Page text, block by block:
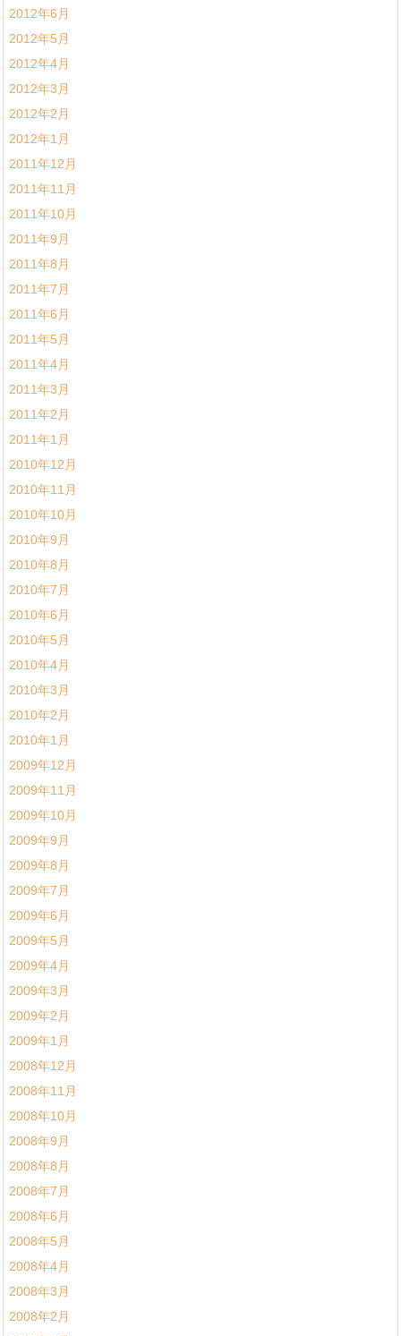
2012年6月
2012年5月
2012年4月
2012年3月
2012年2月
2012年1月
2011年12月
2011年11月
2011年10月
2011年9月
2011年8月
2011年7月
2011年6月
2011年5月
2011年4月
2011年3月
2011年2月
2011年1月
2010年12月
2010年11月
2010年10月
2010年9月
2010年8月
2010年7月
2010年6月
2010年5月
2010年4月
2010年3月
2010年2月
2010年1月
2009年12月
2009年11月
2009年10月
2009年9月
2009年8月
2009年7月
2009年6月
2009年5月
2009年4月
2009年3月
2009年2月
2009年1月
2008年12月
2008年11月
2008年10月
2008年9月
2008年8月
2008年7月
2008年6月
2008年5月
2008年4月
2008年3月
2008年2月